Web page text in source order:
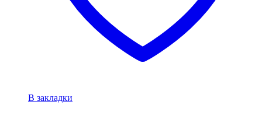
В закладки